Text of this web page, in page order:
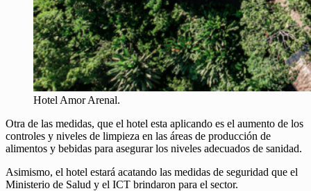
Hotel Amor Arenal.
Otra de las medidas, que el hotel esta aplicando es el aumento de los
controles y niveles de limpieza en las áreas de producción de
alimentos y bebidas para asegurar los niveles adecuados de sanidad.
Asimismo, el hotel estará acatando las medidas de seguridad que el
Ministerio de Salud y el ICT brindaron para el sector.